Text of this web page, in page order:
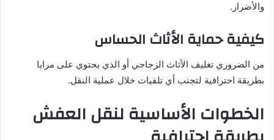
والأضرار.
كيفية حماية الأثاث الحساس
من الضروري تغليف الأثاث الزجاجي أو الذي يحتوي على مرايا
بطريقة احترافية لتجنب أي تلفيات خلال عملية النقل.
الخطوات الأساسية لنقل العفش